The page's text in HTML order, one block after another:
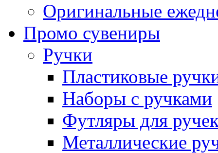
Оригинальные
Промо сувениры
Ручки
Пластиковые
Наборы с ручками
Футляры для
Металлические